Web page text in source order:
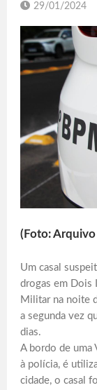
29/01/2024
(Foto: Arquivo
Um casal
drogas em Dois
Militar na noite
a segunda vez
dias.
A bordo de uma
à polícia, é
cidade, o casal